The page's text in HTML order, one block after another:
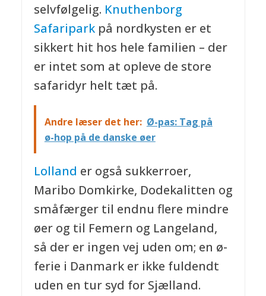
selvfølgelig. Knuthenborg
Safariparkpå nordkysten er et
sikkert hit hos hele familien – der
er intet som at opleve de store
safaridyr helt tæt på.
Andre læser det her: Ø-pas: Tag på
ø-hop på de danske øer
Lolland er også sukkerroer,
Maribo Domkirke, Dodekalitten og
småfærger til endnu flere mindre
øer og til Femern og Langeland,
så der er ingen vej uden om; en ø-
ferie i Danmark er ikke fuldendt
uden en tur syd for Sjælland.